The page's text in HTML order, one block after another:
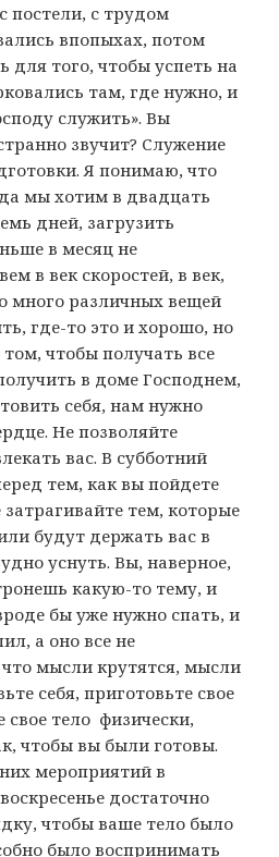
постели, с трудом
впопыхах, потом
для того, чтобы успеть на
там, где нужно, и
служить». Вы
звучит? Служение
Я понимаю, что
мы хотим в двадцать
дней, загрузить
в месяц не
в век скоростей, в век,
много различных вещей
где-то это и хорошо, но
чтобы получать все
в доме Господнем,
себя, нам нужно
Не позволяйте
вас. В субботний
тем, как вы пойдете
тем, которые
будут держать вас в
уснуть. Вы, наверное,
какую-то тему, и
бы уже нужно спать, и
а оно все не
мысли крутятся, мысли
себя, приготовьте свое
свое тело физически,
чтобы вы были готовы.
мероприятий в
достаточно
чтобы ваше тело было
было воспринимать